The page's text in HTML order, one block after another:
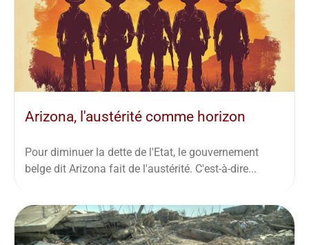
Arizona, l'austérité comme horizon
Pour diminuer la dette de l'Etat, le gouvernement
belge dit Arizona fait de l'austérité. C'est-à-dire...